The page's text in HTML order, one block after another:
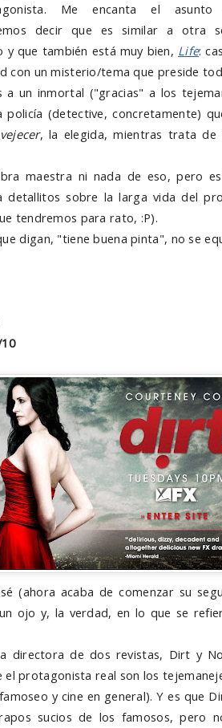
Me encanta el
decir que es similar a otra
y que también está muy bien, Life:
con un misterio/tema que preside
a un inmortal ("gracias" a los
policía (detective, concretamente)
, la elegida, mientras trata de
maestra ni nada de eso, pero
detallitos sobre la larga vida del
tendremos para rato, :P).
digan, "tiene buena pinta", no se
(ahora acaba de comenzar su
ojo y, la verdad, en lo que se
directora de dos revistas, Dirt y
el protagonista real son los
y cine en general). Y es que
sucios de los famosos, pero